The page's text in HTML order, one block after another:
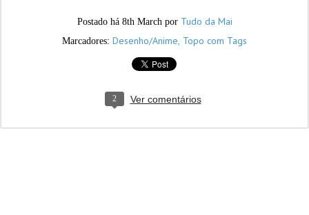
Postado há 8th March por Tudo da Mai
Marcadores: Desenho/Anime Topo com Tags
2 Ver comentários